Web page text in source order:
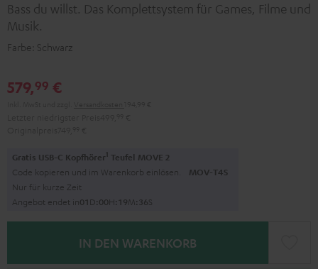
Bass du willst. Das Komplettsystem für Games, Filme und
Musik.
Farbe: Schwarz
579,99 €
Gratis USB-C Kopfhörer1 Teufel MOVE 2
Code kopieren und im Warenkorb einlösen. MOV-T4S
Nur für kurze Zeit
Angebot endet in01D:00H:19M: 35S
IN DEN WARENKORB